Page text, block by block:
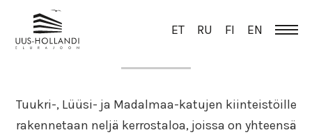
ET RU FI EN
YLEISTÄ
Tuukri-, Lüüsi- ja Madalmaa-katujen kiinteistöille
rakennetaan neljä kerrostaloa, joissa on yhteensä